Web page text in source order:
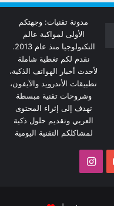
مدونة تقنيات: وجهتكم
الأولى لمواكبة عالم
التكنولوجيا منذ عام 2013.
نقدم لكم تغطية شاملة
لأحدث أخبار الهواتف الذكية،
تطبيقات الأندرويد والآيفون،
وشروحات تقنية مبسطة
تهدف إلى إثراء المحتوى
العربي وتقديم حلول ذكية
لمشاكلكم التقنية اليومية
‫YouTubeانستقرام